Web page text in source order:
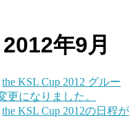
年9月
the KSL Cup 2012 グルー
更になりました。
the KSL Cup 2012の日程が